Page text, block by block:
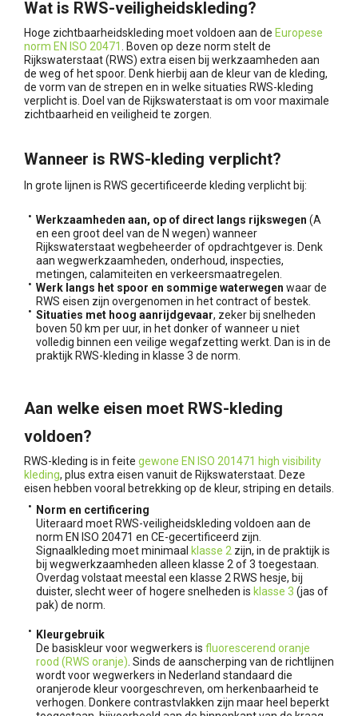
Wat is RWS-veiligheidskleding?
Hoge zichtbaarheidskleding moet voldoen aan de Europese
norm EN ISO 20471. Boven op deze norm stelt de
Rijkswaterstaat (RWS) extra eisen bij werkzaamheden aan
de weg of het spoor. Denk hierbij aan de kleur van de kleding,
de vorm van de strepen en in welke situaties RWS-kleding
verplicht is. Doel van de Rijkswaterstaat is om voor maximale
zichtbaarheid en veiligheid te zorgen.
Wanneer is RWS-kleding verplicht?
In grote lijnen is RWS gecertificeerde kleding verplicht bij:
Werkzaamheden aan, op of direct langs rijkswegen (A
en een groot deel van de N wegen) wanneer
Rijkswaterstaat wegbeheerder of opdrachtgever is. Denk
aan wegwerkzaamheden, onderhoud, inspecties,
metingen, calamiteiten en verkeersmaatregelen.
Werk langs het spoor en sommige waterwegen waar de
RWS eisen zijn overgenomen in het contract of bestek.
Situaties met hoog aanrijdgevaar, zeker bij snelheden
boven 50 km per uur, in het donker of wanneer u niet
volledig binnen een veilige wegafzetting werkt. Dan is in de
praktijk RWS-kleding in klasse 3 de norm.
Aan welke eisen moet RWS-kleding
voldoen?
RWS-kleding is in feite gewone EN ISO 201471 high visibility
kleding, plus extra eisen vanuit de Rijkswaterstaat. Deze
eisen hebben vooral betrekking op de kleur, striping en details.
Norm en certificering
Uiteraard moet RWS-veiligheidskleding voldoen aan de
norm EN ISO 20471 en CE-gecertificeerd zijn.
Signaalkleding moet minimaal klasse 2 zijn, in de praktijk is
bij wegwerkzaamheden alleen klasse 2 of 3 toegestaan.
Overdag volstaat meestal een klasse 2 RWS hesje, bij
duister, slecht weer of hogere snelheden is klasse 3 (jas of
pak) de norm.
Kleurgebruik
De basiskleur voor wegwerkers is fluorescerend oranje
rood (RWS oranje). Sinds de aanscherping van de richtlijnen
wordt voor wegwerkers in Nederland standaard die
oranjerode kleur voorgeschreven, om herkenbaarheid te
verhogen. Donkere contrastvlakken zijn maar heel beperkt